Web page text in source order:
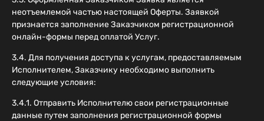
неотъемлемой частью настоящей Оферты. Заявкой
признается заполнение Заказчиком регистрационной
онлайн-формы перед оплатой Услуг.
3.4. Для получения доступа к услугам, предоставляемым
Исполнителем, Заказчику необходимо выполнить
следующие условия:
3.4.1. Отправить Исполнителю свои регистрационные
данные путем заполнения регистрационной формы